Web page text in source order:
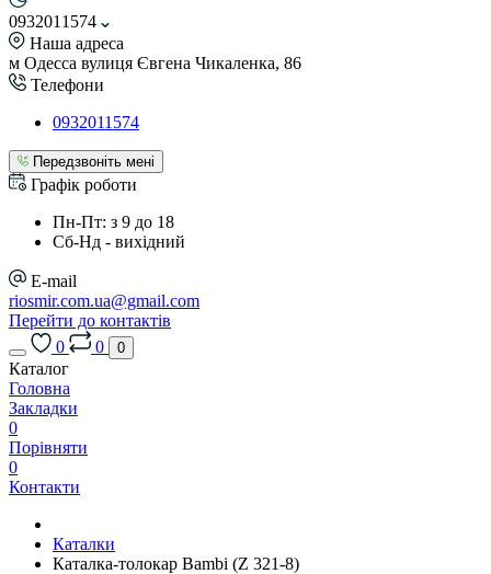
0932011574
Наша адреса
м Одесса вулиця Євгена Чикаленка, 86
Телефони
0932011574
Передзвоніть мені
Графік роботи
Пн-Пт: з 9 до 18
Сб-Нд - вихідний
E-mail
riosmir.com.ua@gmail.com
Перейти до контактів
0
0 0
Каталог
Головна
Закладки
0
Порівняти
0
Контакти
Каталки
Каталка-толокар Bambi (Z 321-8)